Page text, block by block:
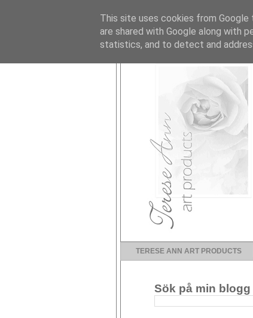
TERESE ANN ART PRODUCTS
Sök på min blogg
This site uses cookies from
are shared with Google along with
statistics, and to detect and